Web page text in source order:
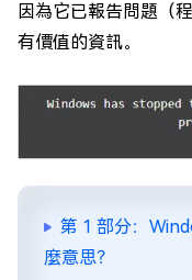
因為它已報告問題（
有價值的資訊。
第 1 部分：
麼意思？